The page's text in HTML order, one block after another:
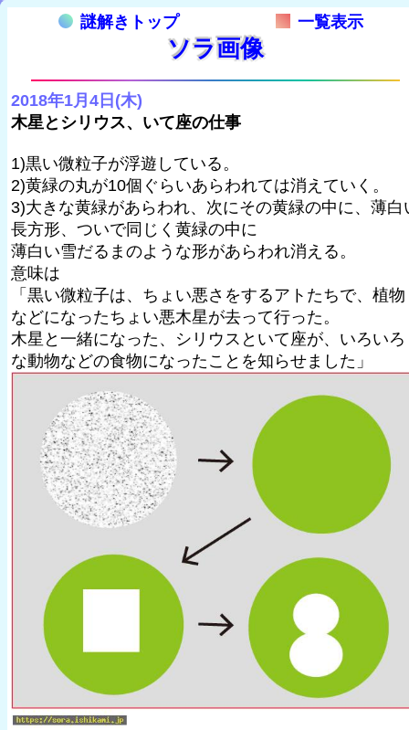
謎解きトップ 一覧表示
ソラ画像
2018年1月4日(木)
木星とシリウス、いて座の仕事
1)黒い微粒子が浮遊している。
2)黄緑の丸が10個ぐらいあらわれては消えていく。
3)大きな黄緑があらわれ、次にその黄緑の中に、薄白
長方形、ついで同じく黄緑の中に
薄白い雪だるまのような形があらわれ消える。
意味は
「黒い微粒子は、ちょい悪さをするアトたちで、植物
などになったちょい悪木星が去って行った。
木星と一緒になった、シリウスといて座が、いろいろ
な動物などの食物になったことを知らせました」